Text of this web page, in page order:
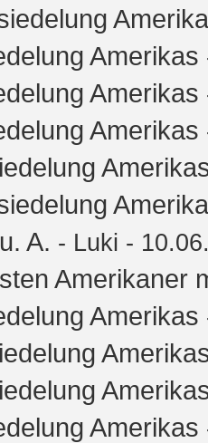
Amerikas
Amerikas
Amerikas
A. - Luki -
Amerikaner
Amerikas
Amerikas